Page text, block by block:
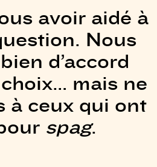
avoir aidé à
Nous
d’accord
mais ne
à ceux qui ont
spag.